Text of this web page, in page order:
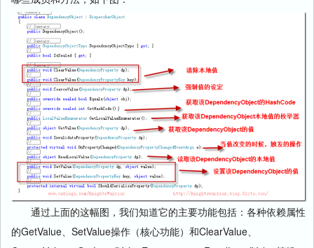
  35:
public int GlobalIndex {
  36:
             get {
throw new
  37:
         }
  38:
  39:
//传入ownerType增加Owner
  40:
public DependencyProperty AddOwner(Type ownerType)
  41:
         {
  42:
return AddOwner (ownerType, null);
  43:
         }
  44:
  45:
//增加所有者，根据ownerType和typeMetadata
  46:
public DependencyProperty AddOwner(Type ownerType,
PropertyMetadata typeMetadata)
  47:
         {
  48:
if (typeMetadata == null) typeMetadata = new
PropertyMetadata ();
  49:
             OverrideMetadata (ownerType, typeMetadata);
  51:
// MS seems to always return the same
DependencyProperty
  52:
return this;
通过上面的这幅图，我们知道它的主要功能包括：各种依赖属性
的GetValue、SetValue操作（核心功能）和ClearValue、